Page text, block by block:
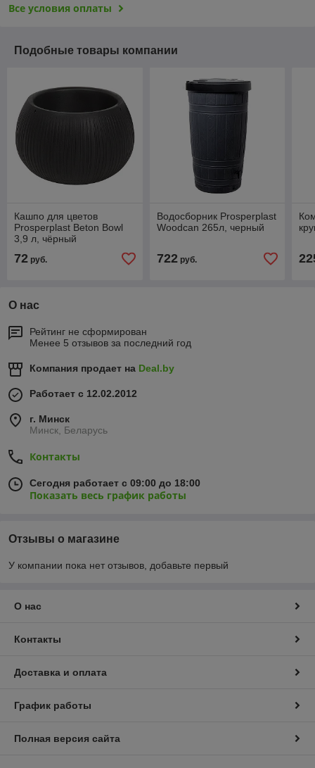
Все условия оплаты
Подобные товары компании
Кашпо для цветов
Prosperplast Beton Bowl
3,9 л, чёрный
72 руб.
Водосборник Prosperplast
Woodcan 265л, черный
722руб.
О нас
Рейтинг не сформирован
Менее 5 отзывов за последний год
Компания продает на Deal.by
Работает с 12.02.2012
г. Минск
Минск, Беларусь
Контакты
Сегодня работает с 09:00 до 18:00
Показать весь график работы
Отзывы о магазине
У компании пока нет отзывов, добавьте первый
О нас
Контакты
Доставка и оплата
График работы
Полная версия сайта